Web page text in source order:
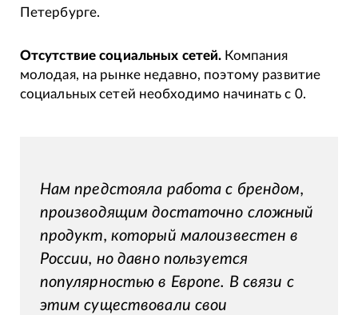
Петербурге.
Отсутствие социальных сетей. Компания
молодая, на рынке недавно, поэтому развитие
социальных сетей необходимо начинать с 0.
Нам предстояла работа с брендом,
производящим достаточно сложный
продукт, который малоизвестен в
России, но давно пользуется
популярностью в Европе. В связи с
этим существовали свои